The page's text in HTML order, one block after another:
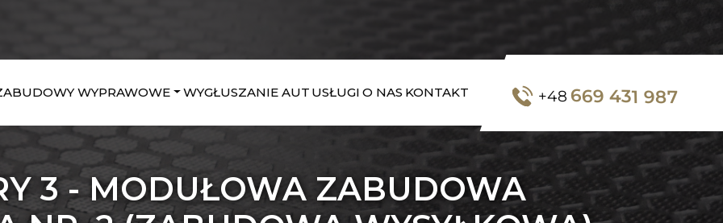
WYPRAWOWE WYGŁUSZANIE AUT USŁUGI O NAS KONTAKT +48669 431 987
3 - MODUŁOWA ZABUDOWA